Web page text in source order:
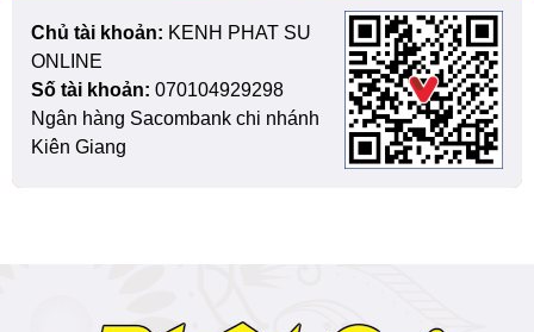
Chủ tài khoản: KENH PHAT SU
ONLINE
Số tài khoản: 070104929298
Ngân hàng Sacombank chi nhánh
Kiên Giang